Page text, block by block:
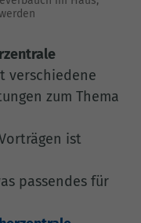
verschiedene
zum Thema
ist
passendes für